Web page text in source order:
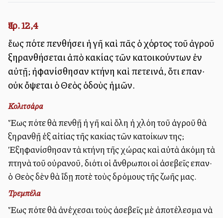
Ἰερ. 12,4
ἕως πότε πενθήσει ἡ γῆ καὶ πᾶς ὁ χόρτος τοῦ ἀγροῦ
ξηρανθήσεται ἀπὸ κακίας τῶν κατοικούντων ἐν
αὐτῇ; ἠφανίσθησαν κτήνη καὶ πετεινά, ὅτι εἶπαν·
οὐκ ὄψεται ὁ Θεὸς ὁδοὺς ἡμῶν.
Κολιτσάρα
Ἕως πότε θὰ πενθῇ ἡ γῆ καὶ ὅλη ἡ χλόη τοῦ ἀγροῦ θὰ
ξηρανθῇ ἐξ αἰτίας τῆς κακίας τῶν κατοίκων της;
Ἐξηφανίσθησαν τὰ κτήνη τῆς χώρας καὶ αὐτὰ ἀκόμη τὰ
πτηνὰ τοῦ οὐρανοῦ, διότι οἱ ἄνθρωποι οἱ ἀσεβεῖς εἶπαν·
ὁ Θεὸς δὲν θὰ ἴδῃ ποτὲ τοὺς δρόμους τῆς ζωῆς μας.
Τρεμπέλα
Ἕως πότε θὰ ἀνέχεσαι τοὺς ἀσεβεῖς μὲ ἀποτέλεσμα νὰ